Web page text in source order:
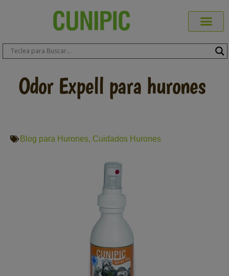
Odor Expell para hurones
Blog para Hurones, Cuidados Hurones